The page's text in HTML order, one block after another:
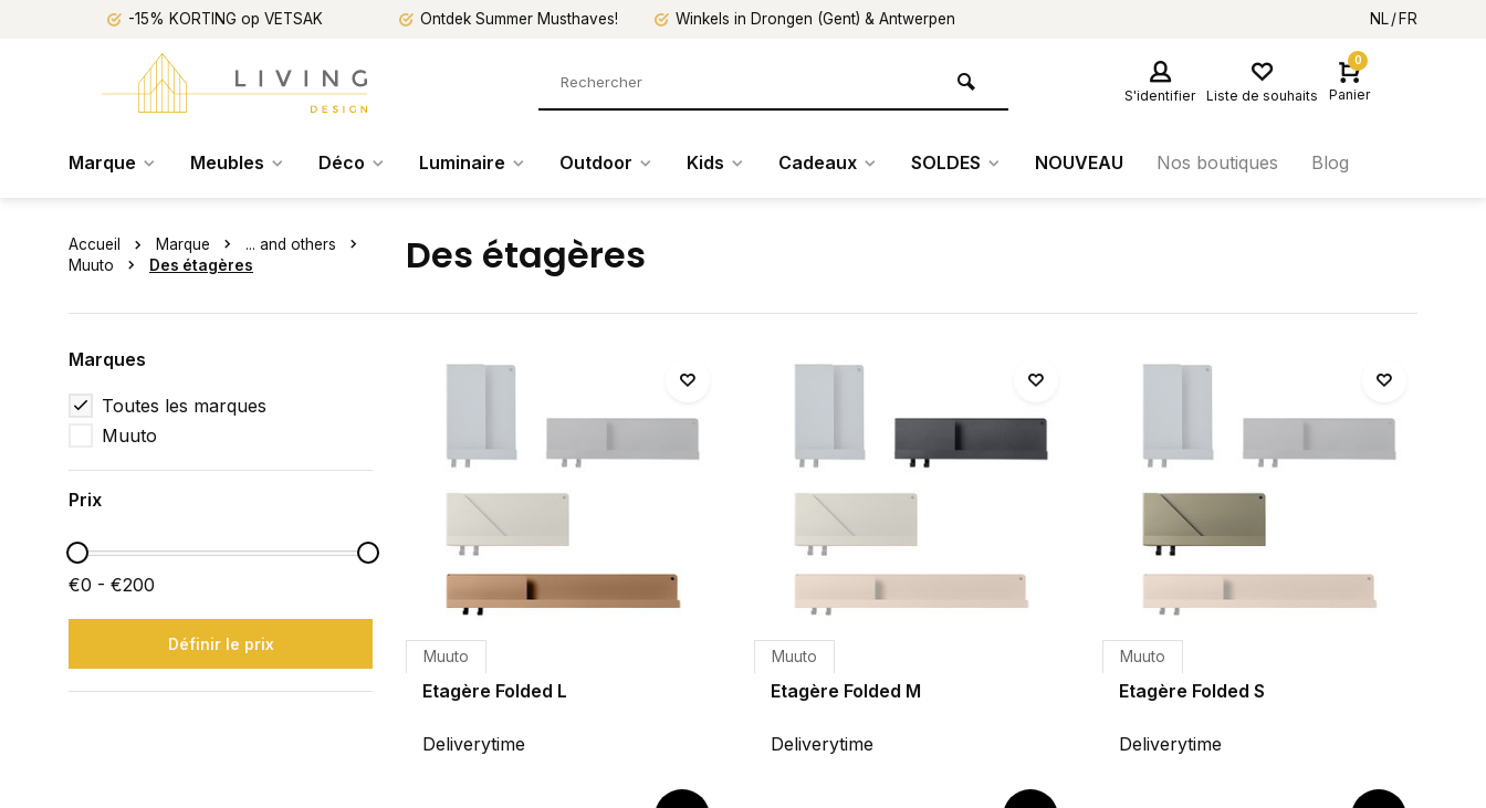
-15% KORTING op VETSAK Ontdek Summer Musthaves! Winkels in Drongen (Gent) & Antwerpen NL FR
S'identifier Liste de souhaits
0
Panier
Marque Meubles Déco Luminaire Outdoor Kids Cadeaux SOLDES NOUVEAU Nos boutiques Blog
Accueil Marque
... and others
Muuto
Des étagères Des étagères
Marques
Toutes les marques
Muuto
Prix
€0 - €200
Définir le prix
Muuto
Etagère Folded L
Deliverytime
Muuto
Etagère Folded M
Deliverytime
Muuto
Etagère Folded S
Deliverytime